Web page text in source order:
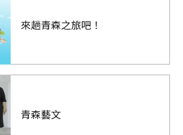
來趟青森之旅吧！
青森藝文